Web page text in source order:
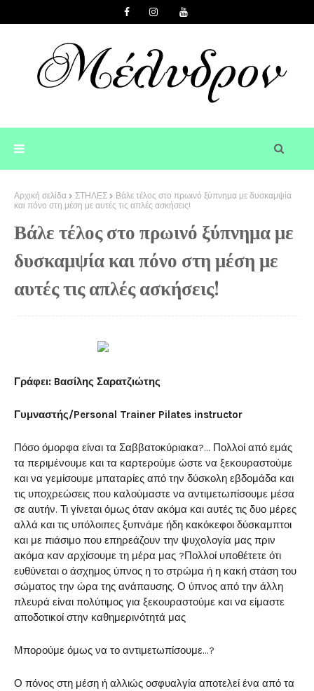
Αρχική σελίδα ΣΤΗΛΕΣ
Βάλε τέλος στο πρωινό ξύπνημα με δυσκαμψία
και πόνο στη μέση με αυτές τις απλές ασκήσεις!
Βάλε τέλος στο πρωινό ξύπνημα με
δυσκαμψία και πόνο στη μέση με
αυτές τις απλές ασκήσεις!
Γράφει: Bασίλης Σαρατζιώτης
Γυμναστής/Personal Trainer Pilates instructor
Πόσο όμορφα είναι τα Σαββατοκύριακα?... Πολλοί από εμάς
τα περιμένουμε και τα καρτερούμε ώστε να ξεκουραστούμε
και να γεμίσουμε μπαταρίες από την δύσκολη εβδομάδα και
τις υποχρεώσεις που καλούμαστε να αντιμετωπίσουμε μέσα
σε αυτήν. Τι γίνεται όμως όταν ακόμα και αυτές τις δυο μέρες
αλλά και τις υπόλοιπες ξυπνάμε ήδη κακόκεφοι δύσκαμπτοι
και με πιάσιμο που επηρεάζουν την ψυχολογία μας πριν
ακόμα καν αρχίσουμε τη μέρα μας ?Πολλοί υποθέτετε ότι
ευθύνεται ο άσχημος ύπνος η το στρώμα ή η κακή στάση του
σώματος την ώρα της ανάπαυσης. Ο ύπνος από την άλλη
πλευρά είναι πολύτιμος για ξεκουραστούμε και να είμαστε
αποδοτικοί στην καθημερινότητά μας
Μπορούμε όμως να το αντιμετωπίσουμε…?
Ο πόνος στη μέση ή αλλιώς οσφυαλγία αποτελεί ένα από τα